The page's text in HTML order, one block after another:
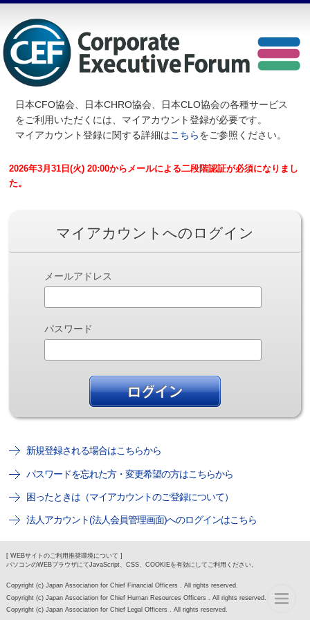
日本CFO協会、日本CHRO協会、日本CLO協会の各種サービス
をご利用いただくには、マイアカウント登録が必要です。
マイアカウント登録に関する詳細はこちらをご参照ください。
2026年3月31日(火) 20:00からメールによる二段階認証が必須になりまし
た。
マイアカウントへのログイン
メールアドレス
パスワード
新規登録される場合はこちらから
パスワードを忘れた方・変更希望の方はこちらから
困ったときは（マイアカウントのご登録について）
法人アカウント(法人会員管理画面)へのログインはこちら
[ WEBサイトのご利用推奨環境について ]
パソコンのWEBブラウザにてJavaScript、CSS、COOKIEを有効にしてご利用ください。
Copyright (c) Japan Association for Chief Financial Officers . All rights reserved.
Copyright (c) Japan Association for Chief Human Resources Officers . All rights reserved.
Copyright (c) Japan Association for Chief Legal Officers . All rights reserved.